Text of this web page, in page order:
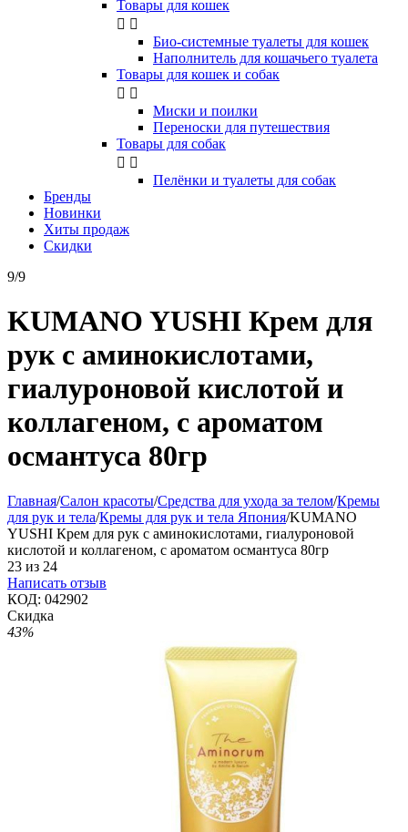
Товары для кошек
 
Био-системные туалеты для кошек
Наполнитель для кошачьего туалета
Товары для кошек и собак
 
Миски и поилки
Переноски для путешествия
Товары для собак
 
Пелёнки и туалеты для собак
Бренды
Новинки
Хиты продаж
Скидки
9/9
KUMANO YUSHI Крем для
рук с аминокислотами,
гиалуроновой кислотой и
коллагеном, с ароматом
османтуса 80гр
Главная/Салон красоты/Средства для ухода за телом/Кремы
для рук и тела/Кремы для рук и тела Япония/KUMANO
YUSHI Крем для рук с аминокислотами, гиалуроновой
кислотой и коллагеном, с ароматом османтуса 80гр
23 из 24
Написать отзыв
КОД: 042902
Скидка
43%